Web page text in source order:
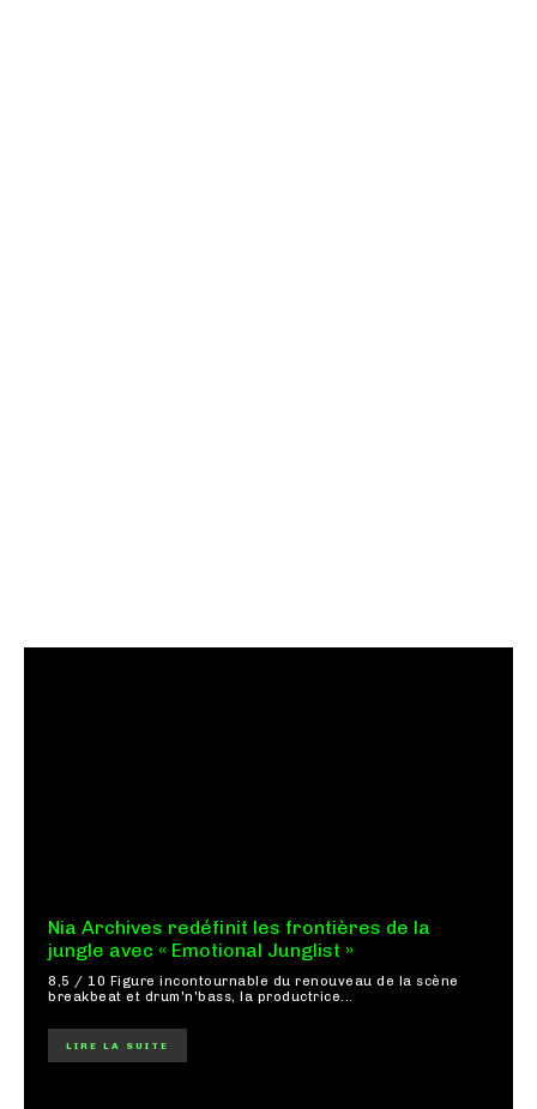
Nia Archives redéfinit les frontières de la
jungle avec « Emotional Junglist »
8,5 / 10 Figure incontournable du renouveau de la scène
breakbeat et drum'n'bass, la productrice...
LIRE LA SUITE